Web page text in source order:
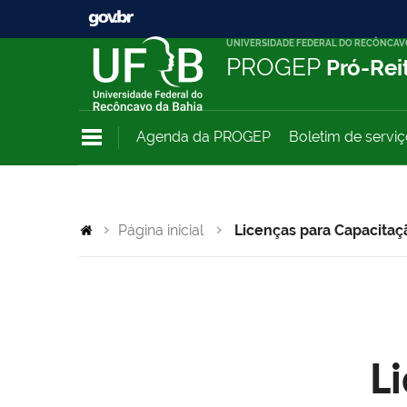
UNIVERSIDADE FEDERAL DO
PROGEP Pró-
Agenda da PROGEP Boletim de
Página inicial Licenças para